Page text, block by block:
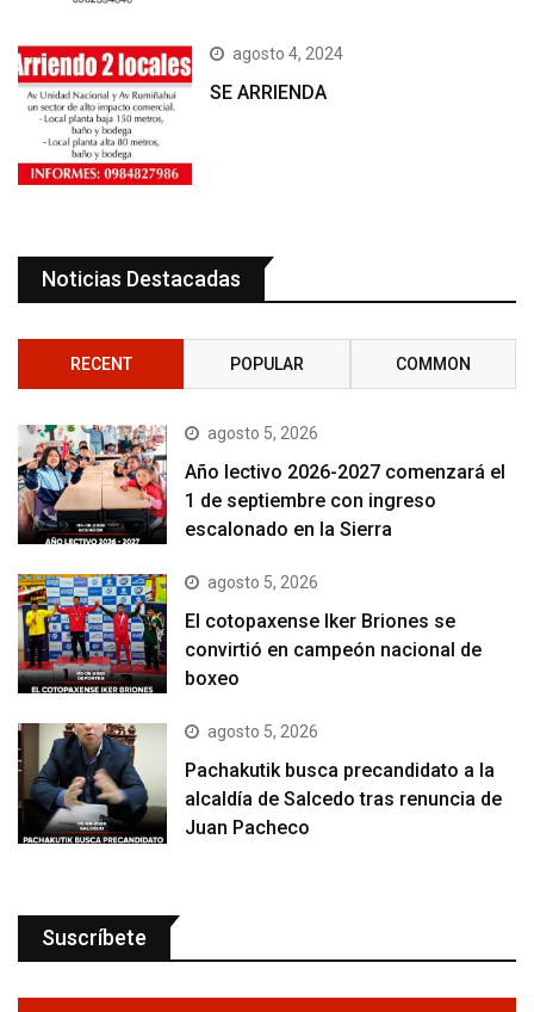
agosto 4, 2024
SE ARRIENDA
Noticias Destacadas
RECENT POPULAR COMMON
agosto 5, 2026
Año lectivo 2026-2027 comenzará el
1 de septiembre con ingreso
escalonado en la Sierra
agosto 5, 2026
El cotopaxense Iker Briones se
convirtió en campeón nacional de
boxeo
agosto 5, 2026
Pachakutik busca precandidato a la
alcaldía de Salcedo tras renuncia de
Juan Pacheco
Suscríbete